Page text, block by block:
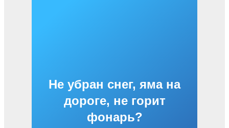
Не убран снег, яма на
дороге, не горит
фонарь?